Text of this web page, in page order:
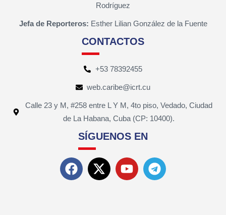
Rodríguez
Jefa de Reporteros: Esther Lilian González de la Fuente
CONTACTOS
+53 78392455
web.caribe@icrt.cu
Calle 23 y M, #258 entre L Y M, 4to piso, Vedado, Ciudad
de La Habana, Cuba (CP: 10400).
SÍGUENOS EN